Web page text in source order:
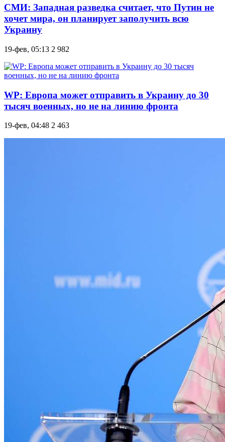
СМИ: Западная разведка считает, что Путин не
хочет мира, он планирует заполучить всю
Украину
19-фев, 05:13 2 982
WP: Европа может отправить в Украину до 30
тысяч военных, но не на линию фронта
19-фев, 04:48 2 463